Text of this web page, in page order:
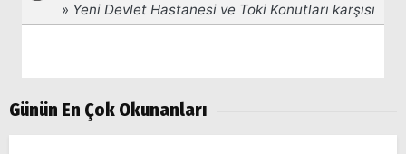
Günün En Çok Okunanları